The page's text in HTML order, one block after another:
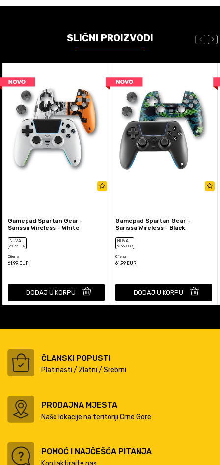
SLIČNI PROIZVODI
Gamepad Spartan Gear -
Sarissa Wireless - White
NOVA
61,99 EUR
Cijena
61,99 EUR
DODAJ U KORPU
Gamepad Spartan Gear -
Sarissa Wireless - Black
NOVA
61,99 EUR
Cijena
61,99 EUR
DODAJ U KORPU
ČLANSKI POPUSTI
Platinasti / Zlatni / Srebrni
PRODAJNA MJESTA
Naše lokacije na teritoriji Crne Gore
POMOĆ I NAJČEŠĆA PITANJA
Kontaktirajte nas